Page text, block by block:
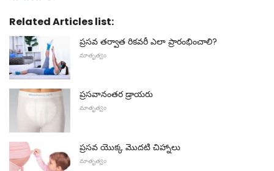
Related Articles list:
ప్రసవ తర్వాత రికవరీ ఎలా ప్రారంభించాలి?
మాతృత్వం
ప్రసవానంతర డ్రాయరు
మాతృత్వం
ప్రసవ యొక్క మొదటి చిహ్నాలు
మాతృత్వం